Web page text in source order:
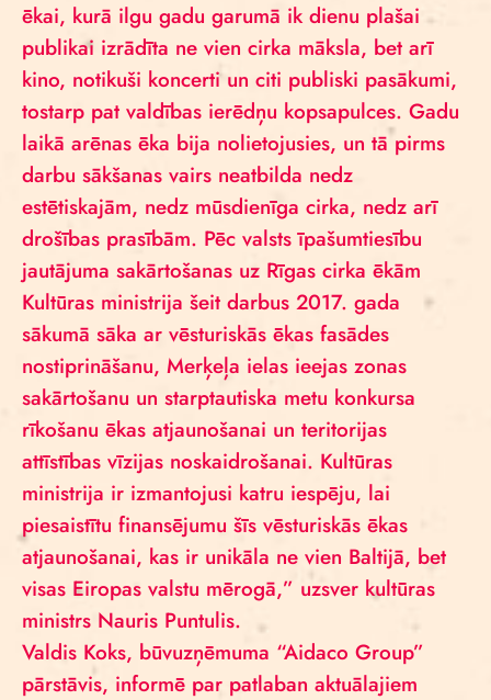
ēkai, kurā ilgu gadu garumā ik dienu plašai
publikai izrādīta ne vien cirka māksla, bet arī
kino, notikuši koncerti un citi publiski pasākumi,
tostarp pat valdības ierēdņu kopsapulces. Gadu
laikā arēnas ēka bija nolietojusies, un tā pirms
darbu sākšanas vairs neatbilda nedz
estētiskajām, nedz mūsdienīga cirka, nedz arī
drošības prasībām. Pēc valsts īpašumtiesību
jautājuma sakārtošanas uz Rīgas cirka ēkām
Kultūras ministrija šeit darbus 2017. gada
sākumā sāka ar vēsturiskās ēkas fasādes
nostiprināšanu, Merķeļa ielas ieejas zonas
sakārtošanu un starptautiska metu konkursa
rīkošanu ēkas atjaunošanai un teritorijas
attīstības vīzijas noskaidrošanai. Kultūras
ministrija ir izmantojusi katru iespēju, lai
piesaistītu finansējumu šīs vēsturiskās ēkas
atjaunošanai, kas ir unikāla ne vien Baltijā, bet
visas Eiropas valstu mērogā,” uzsver kultūras
ministrs Nauris Puntulis.
Valdis Koks, būvuzņēmuma “Aidaco Group”
pārstāvis, informē par patlaban aktuālajiem